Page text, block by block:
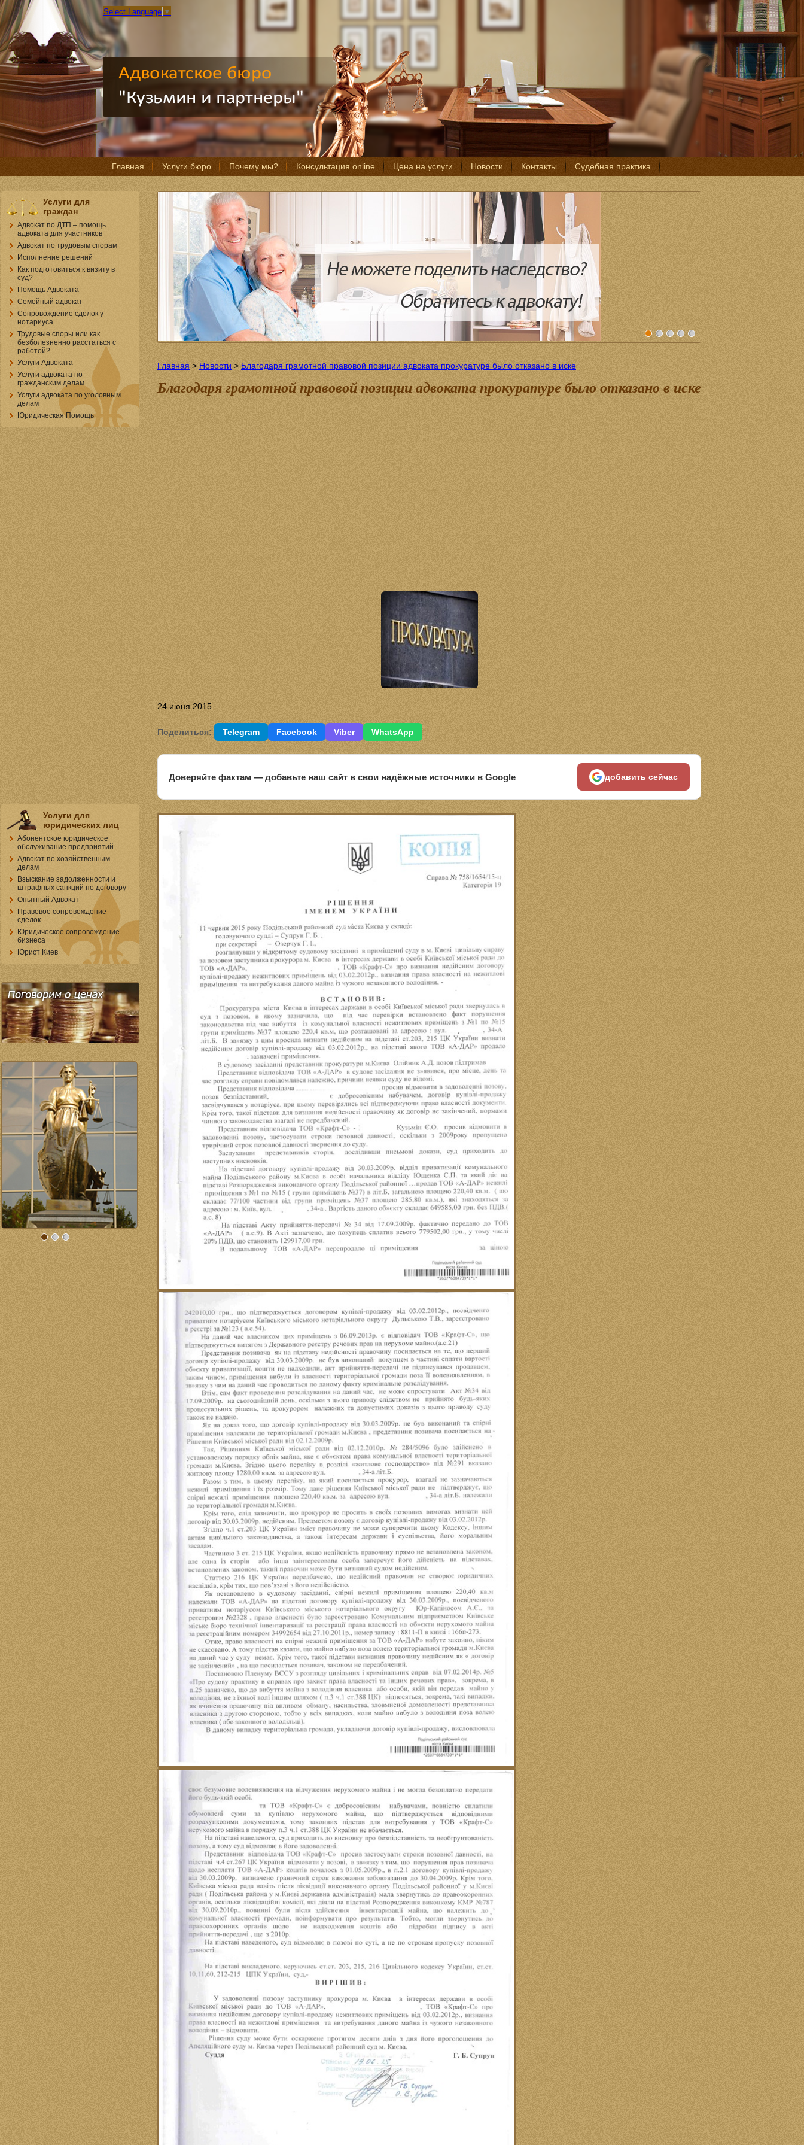
Select Language ▼
Главная Услуги бюро Почему мы? Консультация online Цена на услуги Новости Контакты Судебная практика
Главная>Новости > Благодаря грамотной правовой позиции адвоката прокуратуре было отказано в иске
Благодаря грамотной правовой позиции адвоката прокуратуре было отказано в иске
24 июня 2015
Поделиться: Telegram Facebook Viber WhatsApp
Доверяйте фактам — добавьте наш сайт в свои надёжные источники в Google добавить сейчас
Услуги для
граждан
Адвокат по ДТП – помощь
адвоката для участников
Адвокат по трудовым спорам
Исполнение решений
Как подготовиться к визиту в
суд?
Помощь Адвоката
Семейный адвокат
Сопровождение сделок у
нотариуса
Трудовые споры или как
безболезненно расстаться с
работой?
Услуги Адвоката
Услуги адвоката по
гражданским делам
Услуги адвоката по уголовным
делам
Юридическая Помощь
Услуги для
юридических лиц
Абонентское юридическое
обслуживание предприятий
Адвокат по хозяйственным
делам
Взыскание задолженности и
штрафных санкций по договору
Опытный Адвокат
Правовое сопровождение
сделок
Юридическое сопровождение
бизнеса
Юрист Киев